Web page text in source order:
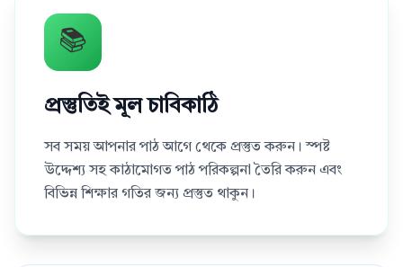
📚
প্রস্তুতিই মূল চাবিকাঠি
সব সময় আপনার পাঠ আগে থেকে প্রস্তুত করুন। স্পষ্ট
উদ্দেশ্য সহ কাঠামোগত পাঠ পরিকল্পনা তৈরি করুন এবং
বিভিন্ন শিক্ষার গতির জন্য প্রস্তুত থাকুন।